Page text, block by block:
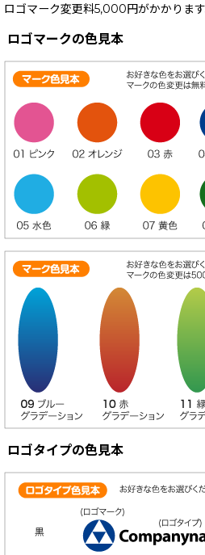
ロゴマーク変更料5,000円がかかりま
ロゴマークの色見本
ロゴタイプの色見本